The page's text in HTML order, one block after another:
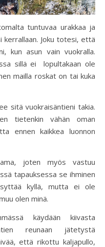
tuntuvaa urakkaa ja
kerrallaan. Joku totesi, että
kun asun vain vuokralla.
sillä ei lopultakaan ole
mailla roskat on tai kuka
sitä vuokraisäntieni takia.
tietenkin vähän oman
ennen kaikkea luonnon
joten myös vastuu
tapauksessa se ihminen
kyllä, mutta ei ole
olen minä.
käydään kiivasta
reunaan jätetystä
että rikottu kaljapullo,